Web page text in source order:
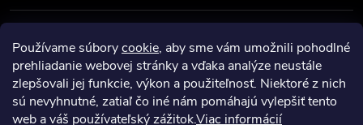
Používame súborycookie, aby sme vám umožnili pohodlné
prehliadanie webovej stránky a vďaka analýze neustále
zlepšovali jej funkcie, výkon a použiteľnosť. Niektoré z nich
sú nevyhnutné, zatiaľ čo iné nám pomáhajú vylepšiť tento
web a váš používateľský zážitok.Viac informácií
Prijímame online platby